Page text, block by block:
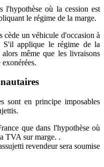
l'hypothèse où la cession est
le régime de la marge.
cède un véhicule d'occasion à
applique le régime de la
même que les livraisons
sont en principe imposables
que dans l'hypothèse où
TVA sur marge. .
revendeur sera soumise